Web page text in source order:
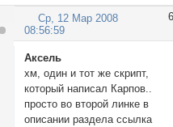
6
Ср, 12 Мар 2008
08:56:59
Аксель
хм, один и тот же скрипт,
который написал Карпов..
просто во второй линке в
описании раздела ссылка